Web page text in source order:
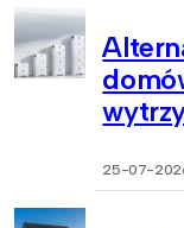
25-07-